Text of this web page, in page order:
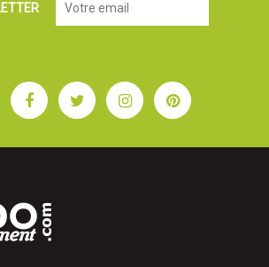
FacebookTwitterInstagramPinterest